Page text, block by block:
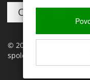
© 2017 provozuje
spolek Uherské Hradiště